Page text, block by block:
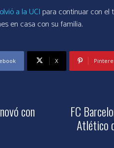
a la UCI para continuar con el
en casa con su familia.
X
con FC
Atlético